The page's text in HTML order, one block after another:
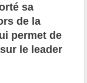
sa
de la
permet de
le leader